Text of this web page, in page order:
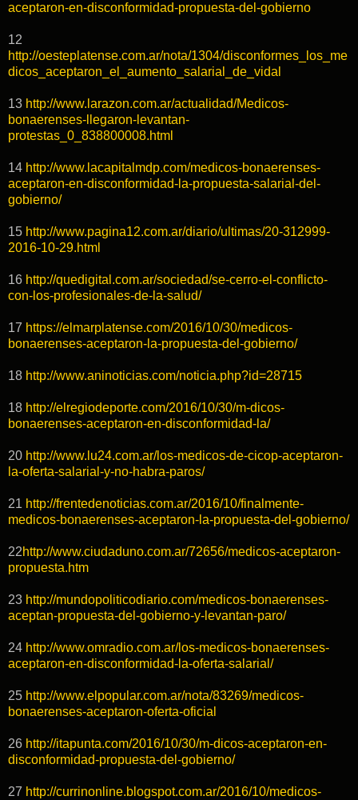
aceptaron-en-disconformidad-propuesta-del-gobierno
12
http://oesteplatense.com.ar/nota/1304/disconformes_los_me
dicos_aceptaron_el_aumento_salarial_de_vidal
13 http://www.larazon.com.ar/actualidad/Medicos-
bonaerenses-llegaron-levantan-
protestas_0_838800008.html
14 http://www.lacapitalmdp.com/medicos-bonaerenses-
aceptaron-en-disconformidad-la-propuesta-salarial-del-
gobierno/
15 http://www.pagina12.com.ar/diario/ultimas/20-312999-
2016-10-29.html
16 http://quedigital.com.ar/sociedad/se-cerro-el-conflicto-
con-los-profesionales-de-la-salud/
17 https://elmarplatense.com/2016/10/30/medicos-
bonaerenses-aceptaron-la-propuesta-del-gobierno/
18 http://www.aninoticias.com/noticia.php?id=28715
18 http://elregiodeporte.com/2016/10/30/m-dicos-
bonaerenses-aceptaron-en-disconformidad-la/
20 http://www.lu24.com.ar/los-medicos-de-cicop-aceptaron-
la-oferta-salarial-y-no-habra-paros/
21 http://frentedenoticias.com.ar/2016/10/finalmente-
medicos-bonaerenses-aceptaron-la-propuesta-del-gobierno/
22http://www.ciudaduno.com.ar/72656/medicos-aceptaron-
propuesta.htm
23 http://mundopoliticodiario.com/medicos-bonaerenses-
aceptan-propuesta-del-gobierno-y-levantan-paro/
24 http://www.omradio.com.ar/los-medicos-bonaerenses-
aceptaron-en-disconformidad-la-oferta-salarial/
25 http://www.elpopular.com.ar/nota/83269/medicos-
bonaerenses-aceptaron-oferta-oficial
26 http://itapunta.com/2016/10/30/m-dicos-aceptaron-en-
disconformidad-propuesta-del-gobierno/
27 http://currinonline.blogspot.com.ar/2016/10/medicos-